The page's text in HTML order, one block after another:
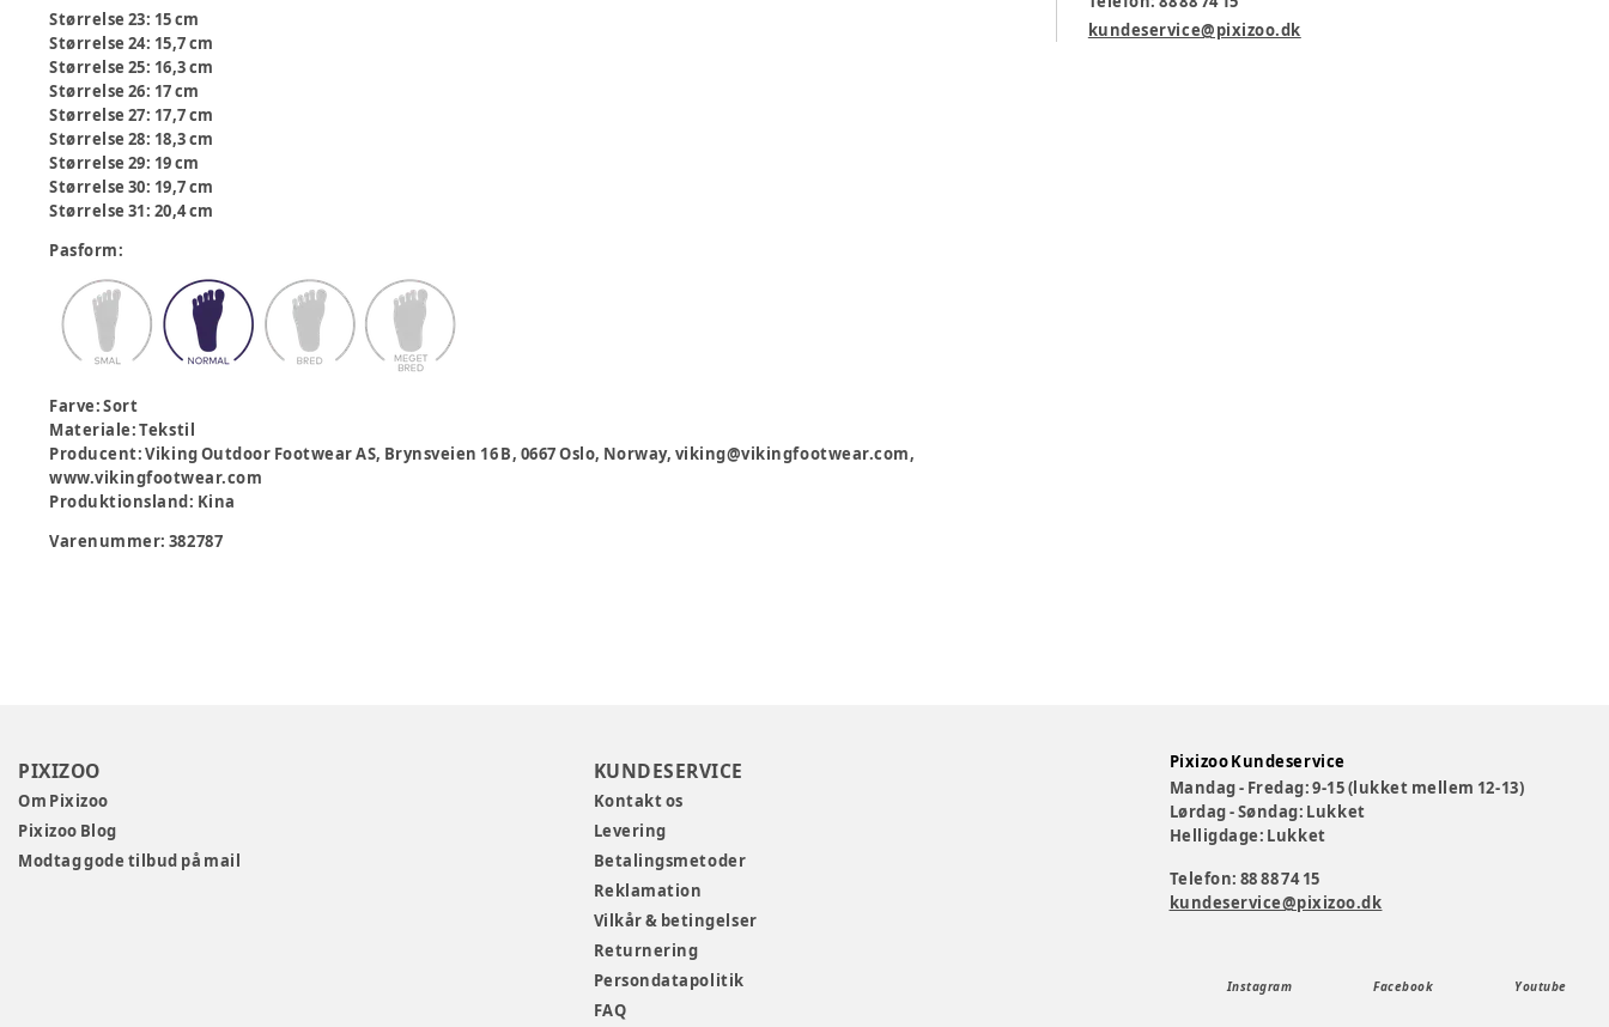
Størrelse 23: 15 cm
Størrelse 24: 15,7 cm
Størrelse 25: 16,3 cm
Størrelse 26: 17 cm
Størrelse 27: 17,7 cm
Størrelse 28: 18,3 cm
Størrelse 29: 19 cm
Størrelse 30: 19,7 cm
Størrelse 31: 20,4 cm
Pasform:
Farve:Sort
Materiale:Tekstil
Producent:Viking Outdoor Footwear AS, Brynsveien 16 B, 0667 Oslo, Norway, viking@vikingfootwear.com,
www.vikingfootwear.com
Produktionsland: Kina
Varenummer: 382787
kundeservice@pixizoo.dk
PIXIZOO
Om Pixizoo
Pixizoo Blog
Modtag gode tilbud på mail
KUNDESERVICE
Kontakt os
Levering
Betalingsmetoder
Reklamation
Vilkår & betingelser
Returnering
Persondatapolitik
FAQ
Pixizoo Kundeservice
Mandag - Fredag: 9-15 (lukket mellem 12-13)
Lørdag - Søndag: Lukket
Helligdage: Lukket
Telefon: 88 88 74 15
kundeservice@pixizoo.dk
Instagram Facebook Youtube